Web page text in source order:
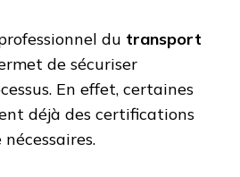
du transport
de sécuriser
En effet, certaines
déjà des certifications